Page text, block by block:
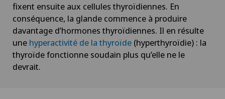
fixent ensuite aux cellules thyroïdiennes. En
conséquence, la glande commence à produire
davantage d’hormones thyroïdiennes. Il en résulte
une hyperactivité de la thyroïde (hyperthyroïdie) : la
thyroïde fonctionne soudain plus qu’elle ne le
devrait.